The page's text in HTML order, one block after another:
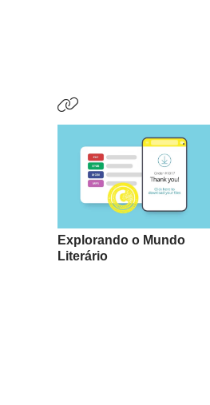
Explorando o Mundo
Literário